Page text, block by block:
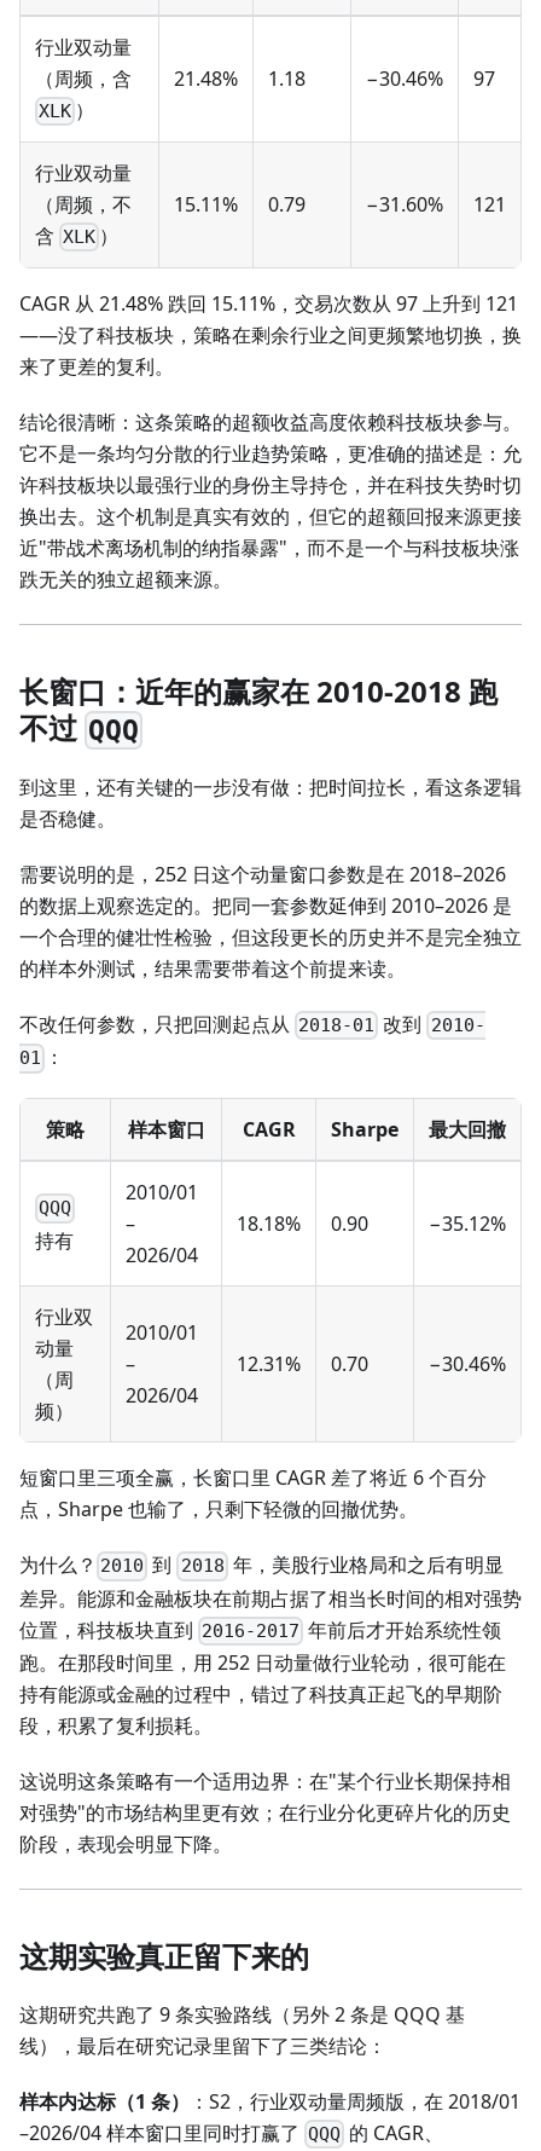
行业双动量
（周频，含
XLK ）
21.48% 1.18 −30.46% 97
行业双动量
（周频，不
含 XLK ）
15.11% 0.79 −31.60% 121
CAGR 从 21.48% 跌回 15.11%，交易次数从 97 上升到 121
——没了科技板块，策略在剩余行业之间更频繁地切换，换
来了更差的复利。
结论很清晰：这条策略的超额收益高度依赖科技板块参与。
它不是一条均匀分散的行业趋势策略，更准确的描述是：允
许科技板块以最强行业的身份主导持仓，并在科技失势时切
换出去。这个机制是真实有效的，但它的超额回报来源更接
近"带战术离场机制的纳指暴露"，而不是一个与科技板块涨
跌无关的独立超额来源。
长窗口：近年的赢家在 2010-2018 跑
不过 QQQ
到这里，还有关键的一步没有做：把时间拉长，看这条逻辑
是否稳健。
需要说明的是，252 日这个动量窗口参数是在 2018–2026
的数据上观察选定的。把同一套参数延伸到 2010–2026 是
一个合理的健壮性检验，但这段更长的历史并不是完全独立
的样本外测试，结果需要带着这个前提来读。
不改任何参数，只把回测起点从 2018-01 改到 2010-
01
：
策略 样本窗口 CAGR Sharpe 最大回撤
QQQ
持有
2010/01
–
2026/04
18.18% 0.90 −35.12%
行业双
动量
（周
频）
2010/01
–
2026/04
12.31% 0.70 −30.46%
短窗口里三项全赢，长窗口里 CAGR 差了将近 6 个百分
点，Sharpe 也输了，只剩下轻微的回撤优势。
为什么？ 2010 到 2018 年，美股行业格局和之后有明显
差异。能源和金融板块在前期占据了相当长时间的相对强势
位置，科技板块直到 2016-2017 年前后才开始系统性领
跑。在那段时间里，用 252 日动量做行业轮动，很可能在
持有能源或金融的过程中，错过了科技真正起飞的早期阶
段，积累了复利损耗。
这说明这条策略有一个适用边界：在"某个行业长期保持相
对强势"的市场结构里更有效；在行业分化更碎片化的历史
阶段，表现会明显下降。
这期实验真正留下来的
这期研究共跑了 9 条实验路线（另外 2 条是 QQQ 基
线），最后在研究记录里留下了三类结论：
样本内达标（1 条）
：S2，行业双动量周频版，在 2018/01
–2026/04 样本窗口里同时打赢了 QQQ 的 CAGR、